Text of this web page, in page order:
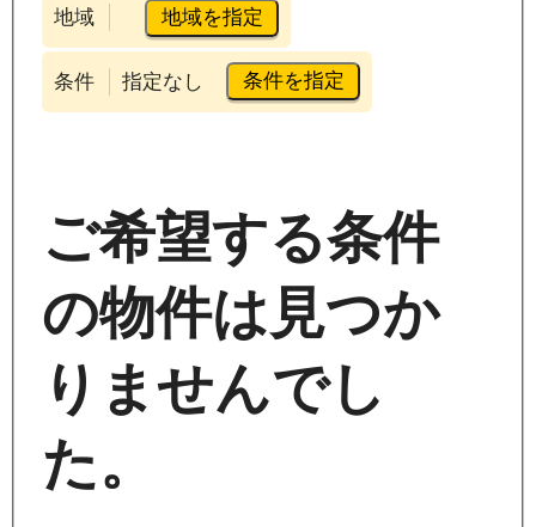
地域 地域を指定
条件 指定なし 条件を指定
ご希望する条件
の物件は見つか
りませんでし
た。